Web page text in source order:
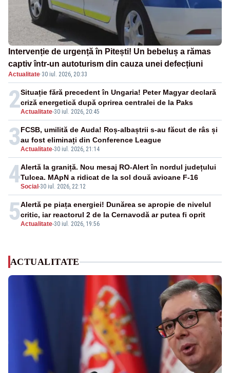
Intervenție de urgență în Pitești! Un bebeluș a rămas
captiv într-un autoturism din cauza unei defecțiuni
Actualitate·30 iul. 2026, 20:33
2Actualitate-30 iul. 2026, 20:45
Situație fără precedent în Ungaria! Peter Magyar declară
criză energetică după oprirea centralei de la Paks
3Actualitate-30 iul. 2026, 21:14
FCSB, umilită de Auda! Roș-albaștrii s-au făcut de râs și
au fost eliminați din Conference League
4Social -30 iul. 2026, 22:12
Alertă la graniță. Nou mesaj RO-Alert în nordul județului
Tulcea. MApN a ridicat de la sol două avioane F-16
5Actualitate-30 iul. 2026, 19:56
Alertă pe piața energiei! Dunărea se apropie de nivelul
critic, iar reactorul 2 de la Cernavodă ar putea fi oprit
ACTUALITATE